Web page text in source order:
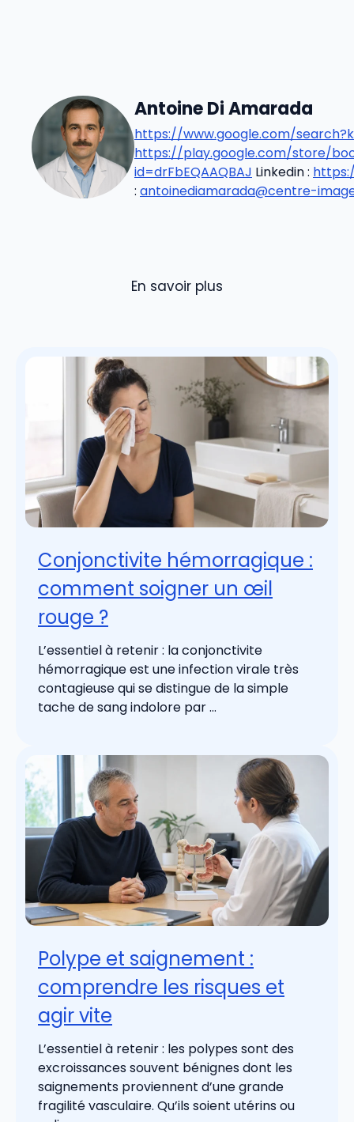
Antoine Di Amarada
https://www.google.com/
https://play.google.com/store/
id=drFbEQAAQBAJ Linkedin :
: antoinediamarada@centre-
En savoir plus
Conjonctivite hémorragique :
comment soigner un œil
rouge ?
L’essentiel à retenir : la conjonctivite
hémorragique est une infection virale très
contagieuse qui se distingue de la simple
tache de sang indolore par ...
Polype et saignement :
comprendre les risques et
agir vite
L’essentiel à retenir : les polypes sont des
excroissances souvent bénignes dont les
saignements proviennent d’une grande
fragilité vasculaire. Qu’ils soient utérins ou